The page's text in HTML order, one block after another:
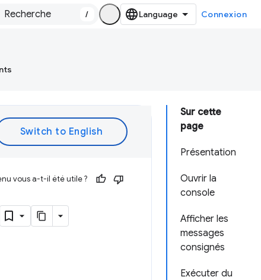
/ Connexion
Sur cette
page
Présentation
Ouvrir la
console
Afficher les
messages
consignés
Exécuter du
vous a-t-il été utile ?